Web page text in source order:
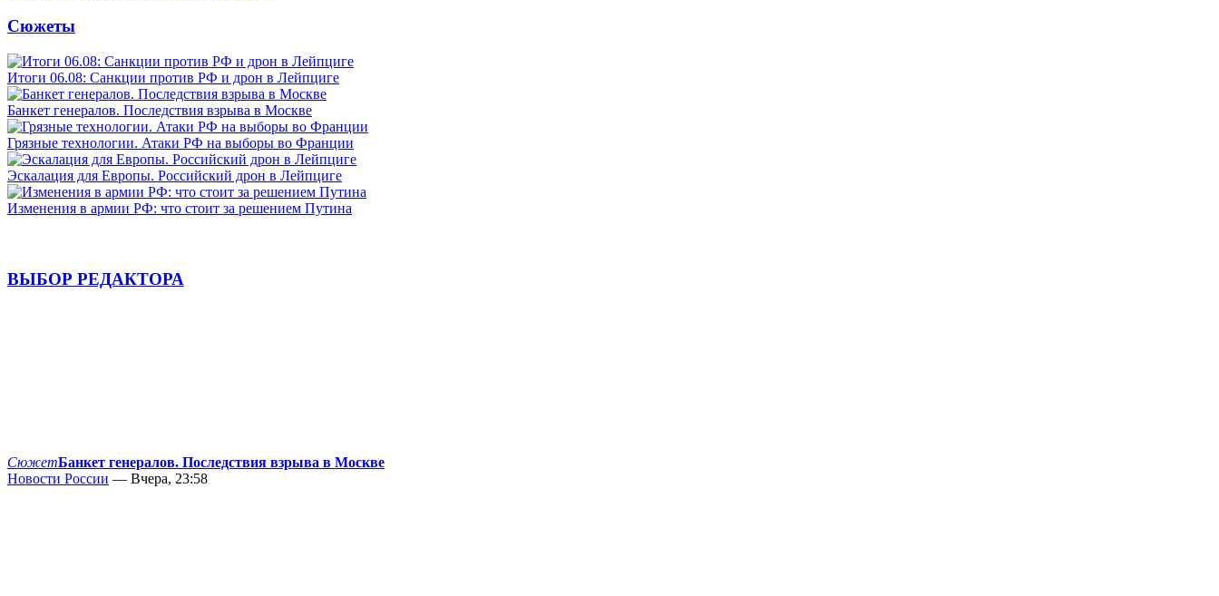
Сюжеты
Итоги 06.08: Санкции против РФ и дрон в Лейпциге
Банкет генералов. Последствия взрыва в Москве
Грязные технологии. Атаки РФ на выборы во Франции
Эскалация для Европы. Российский дрон в Лейпциге
Изменения в армии РФ: что стоит за решением Путина
ВЫБОР РЕДАКТОРА
СюжетБанкет генералов. Последствия взрыва в Москве
Новости России — Вчера, 23:58